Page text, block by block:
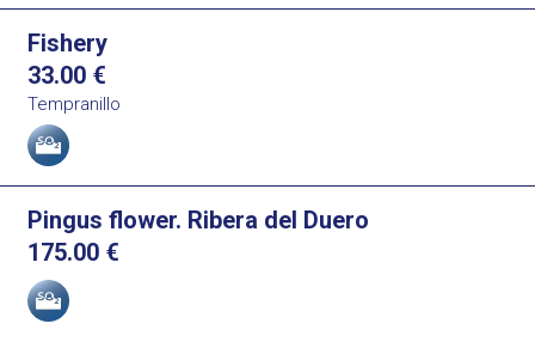
Fishery
33.00 €
Tempranillo
Allergens
Pingus flower. Ribera del Duero
175.00 €
Allergens